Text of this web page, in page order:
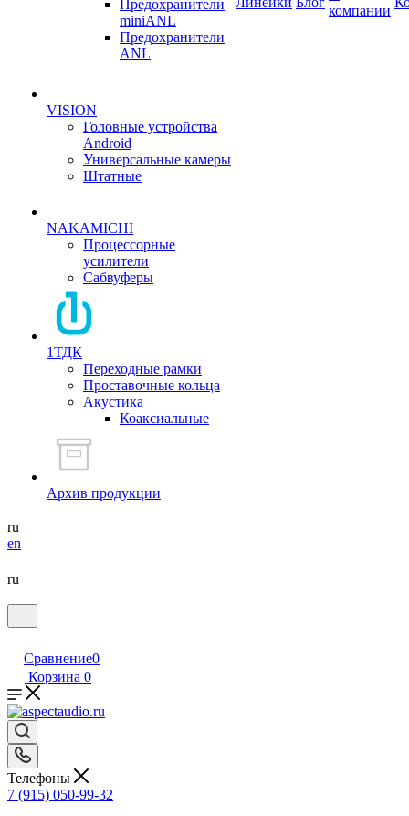
Предохранители
miniANL
Предохранители
ANL
VISION
Головные устройства
Android
Универсальные камеры
Штатные
NAKAMICHI
Процессорные
усилители
Сабвуферы
1ТДК
Переходные рамки
Проставочные кольца
Акустика
Коаксиальные
Архив продукции
компании
ru
en
ru
Сравнение0
Корзина 0
Телефоны
7 (915) 050-99-32